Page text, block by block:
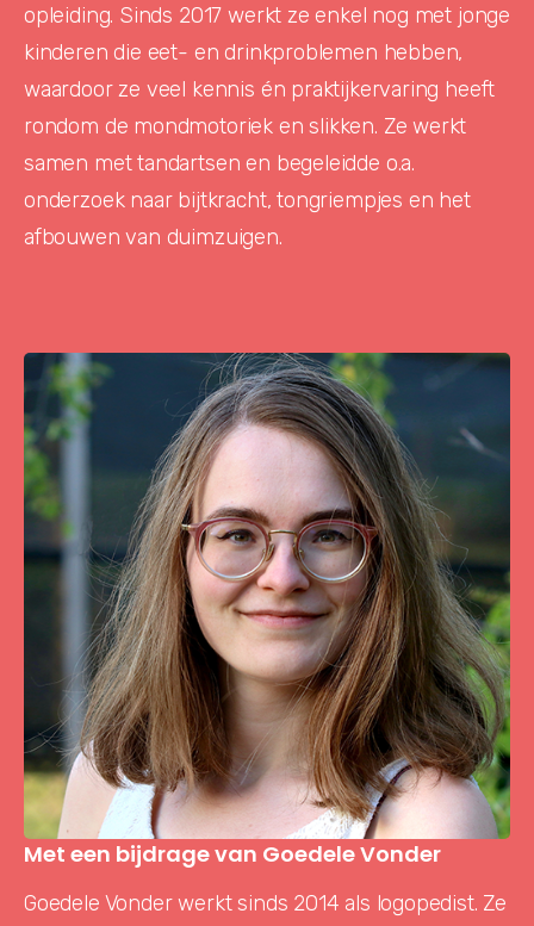
opleiding. Sinds 2017 werkt ze enkel nog met jonge
kinderen die eet- en drinkproblemen hebben,
waardoor ze veel kennis én praktijkervaring heeft
rondom de mondmotoriek en slikken. Ze werkt
samen met tandartsen en begeleidde o.a.
onderzoek naar bijtkracht, tongriempjes en het
afbouwen van duimzuigen.
Met een bijdrage van Goedele Vonder
Goedele Vonder werkt sinds 2014 als logopedist. Ze